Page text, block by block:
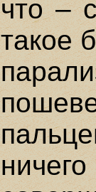
что –
такое